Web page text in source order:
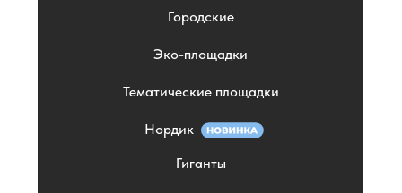
Городские
Эко-площадки
Тематические площадки
Нордик
Гиганты